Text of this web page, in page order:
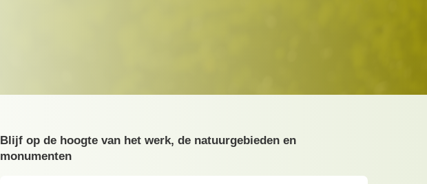
Blijf op de hoogte van het werk, de natuurgebieden en
monumenten